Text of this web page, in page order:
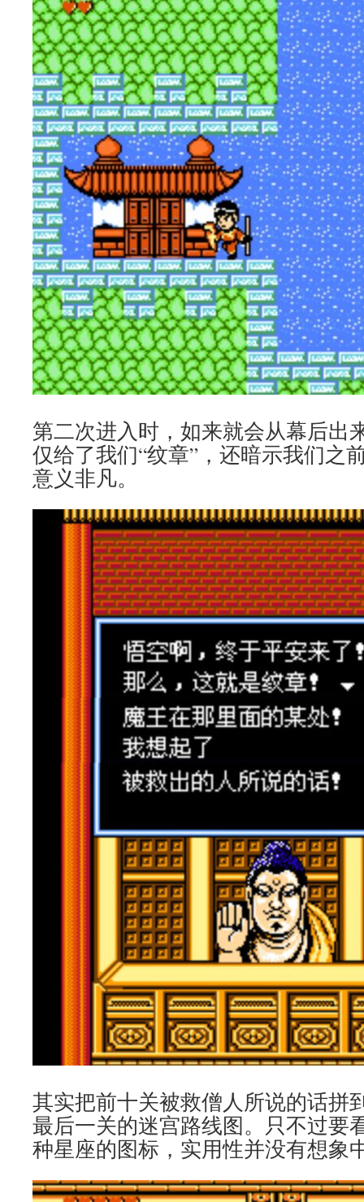
第二次进入时，如来就会从幕后出
仅给了我们“纹章”，还暗示我们之
意义非凡。
其实把前十关被救僧人所说的话拼
最后一关的迷宫路线图。只不过要
种星座的图标，实用性并没有想象